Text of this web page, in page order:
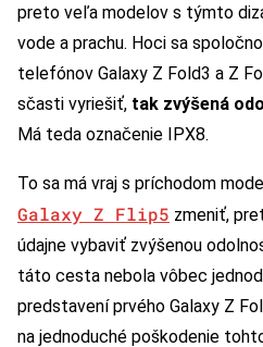
preto veľa modelov s týmto
vode a prachu. Hoci sa
telefónov Galaxy Z Fold3 a Z
sčasti vyriešiť, tak zvýšená
Má teda označenie IPX8.
To sa má vraj s príchodom
Galaxy Z Flip5 zmeniť,
údajne vybaviť zvýšenou
táto cesta nebola vôbec
predstavení prvého Galaxy Z
na jednoduché poškodenie